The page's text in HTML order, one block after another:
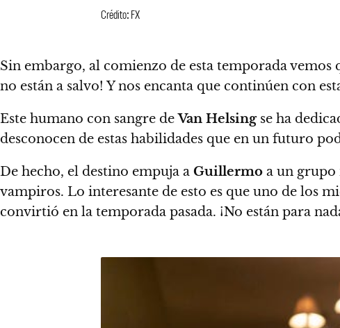
Crédito: FX
Sin embargo, al comienzo de esta temporada
no están a salvo! Y nos encanta que continúen con
Este humano con sangre deVan Helsingse ha
desconocen de estas habilidades que en un futuro
De hecho, el destino empuja a Guillermo a un grupo
vampiros. Lo interesante de esto es que uno de los
convirtió en la temporada pasada. ¡No están para